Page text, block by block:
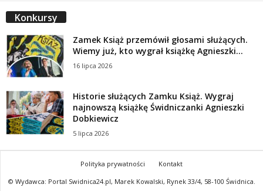
Konkursy
Zamek Książ przemówił głosami służących.
Wiemy już, kto wygrał książkę Agnieszki...
16 lipca 2026
Historie służących Zamku Książ. Wygraj
najnowszą książkę Świdniczanki Agnieszki
Dobkiewicz
5 lipca 2026
Polityka prywatności
Kontakt
© Wydawca: Portal Swidnica24.pl, Marek Kowalski, Rynek 33/4, 58-100 Świdnica.